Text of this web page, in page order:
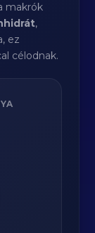
makrók
,
ez
célodnak.